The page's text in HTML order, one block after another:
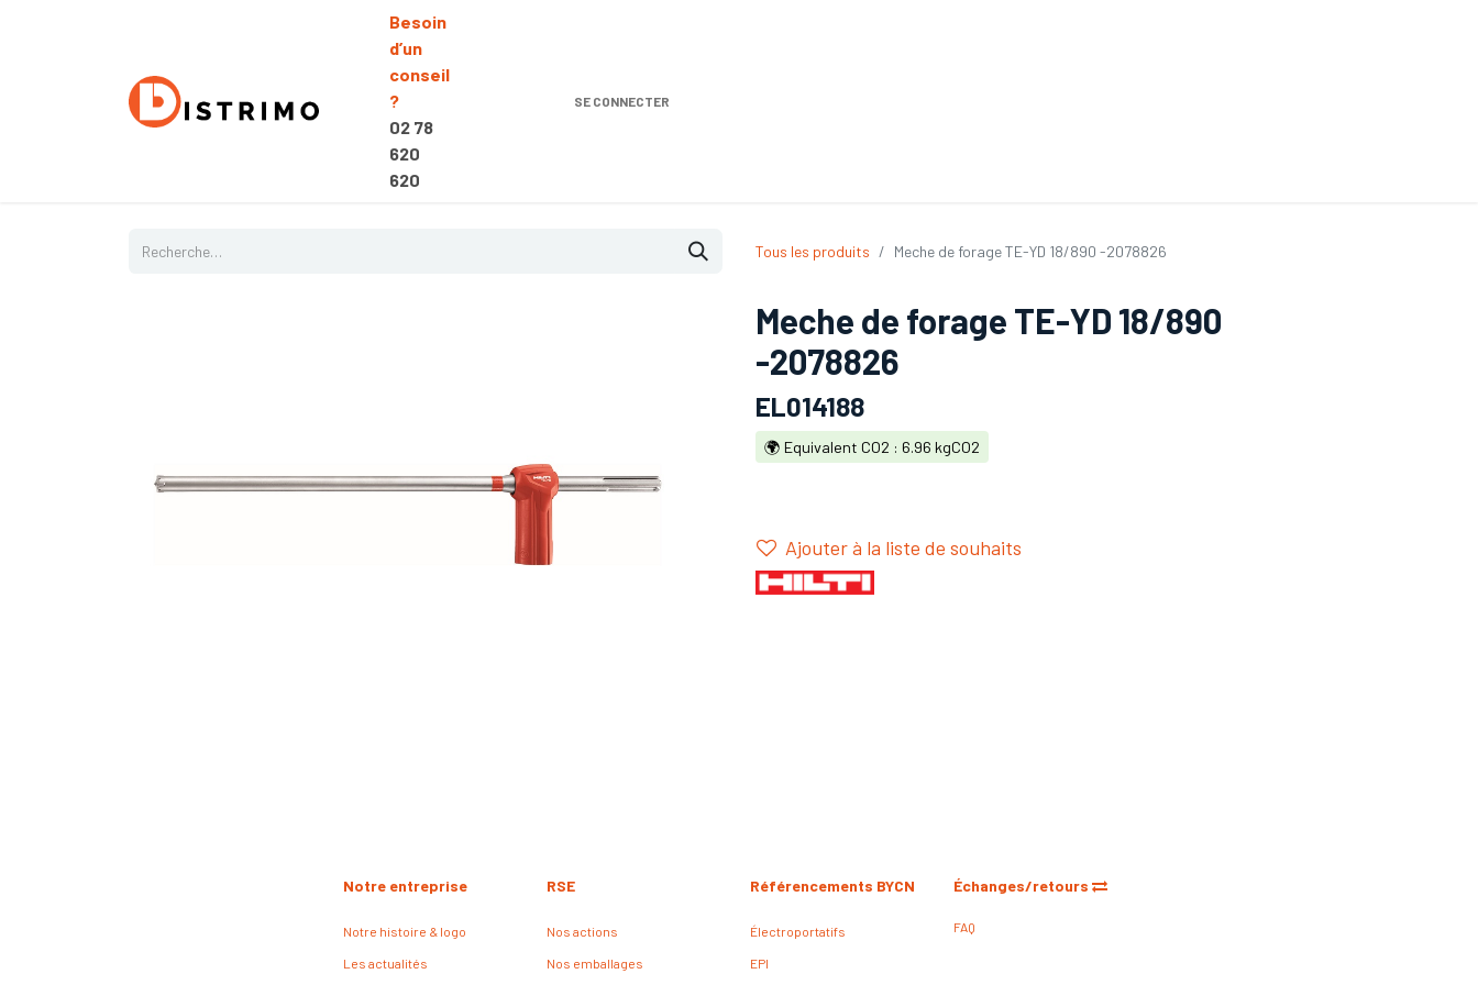
Besoin
d’un
conseil
?
02 78
620
620
SE CONNECTER
Tous les produits Meche de forage TE-YD 18/890 -2078826
Meche de forage TE-YD 18/890
-2078826
EL014188
🌍 Equivalent CO2 : 6.96 kgCO2
Ajouter à la liste de souhaits
Échanges/retours
FAQ
Référencements BYCN
Électroportatifs
EPI
RSE
Nos actions
Nos emballages
Notre entreprise
Notre histoire & logo
Les actualités